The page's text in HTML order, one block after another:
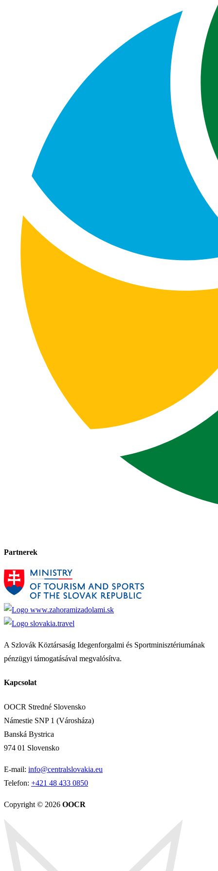
Partnerek
A Szlovák Köztársaság Idegenforgalmi és Sportminisztériumának
pénzügyi támogatásával megvalósítva.
Kapcsolat
OOCR Stredné Slovensko
Námestie SNP 1 (Városháza)
Banská Bystrica
974 01 Slovensko
E-mail: info@centralslovakia.eu
Telefon: +421 48 433 0850
Copyright © 2026 OOCR